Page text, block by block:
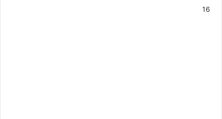
16